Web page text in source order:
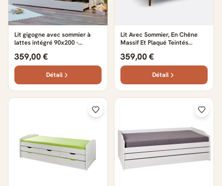
Lit gigogne avec sommier à
lattes intégré 90x200 -
359,00 €
Détail
Lit Avec Sommier, En Chêne
Massif Et Plaqué Teintés
359,00 €
Détail